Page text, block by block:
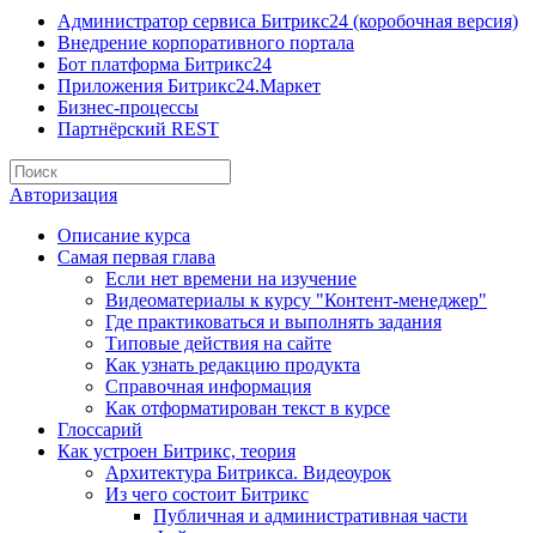
Администратор сервиса Битрикс24 (коробочная версия)
Внедрение корпоративного портала
Бот платформа Битрикс24
Приложения Битрикс24.Маркет
Бизнес-процессы
Партнёрский REST
Авторизация
Описание курса
Самая первая глава
Если нет времени на изучение
Видеоматериалы к курсу "Контент-менеджер"
Где практиковаться и выполнять задания
Типовые действия на сайте
Как узнать редакцию продукта
Справочная информация
Как отформатирован текст в курсе
Глоссарий
Как устроен Битрикс, теория
Архитектура Битрикса. Видеоурок
Из чего состоит Битрикс
Публичная и административная части